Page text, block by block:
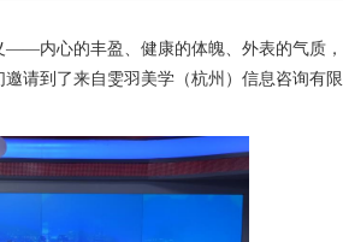
——内心的丰盈、健康的体魄、外表的气质，
请到了来自雯羽美学（杭州）信息咨询有限